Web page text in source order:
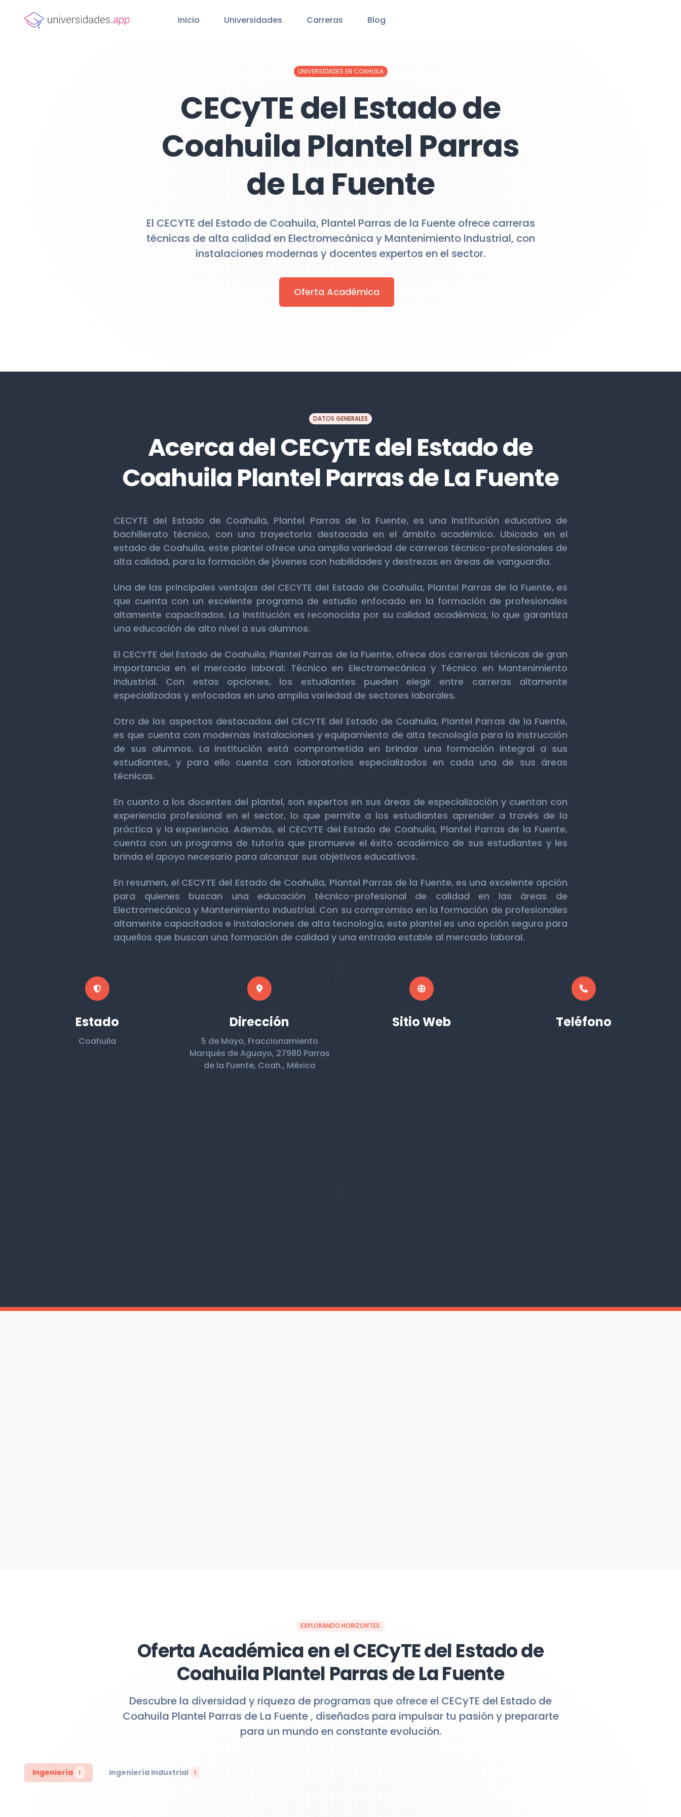
Inicio Universidades Carreras Blog
UNIVERSIDADES EN COAHUILA
CECyTE del Estado de
Coahuila Plantel Parras
de La Fuente
El CECYTE del Estado de Coahuila, Plantel Parras de la Fuente ofrece carreras
técnicas de alta calidad en Electromecánica y Mantenimiento Industrial, con
instalaciones modernas y docentes expertos en el sector.
Oferta Académica
DATOS GENERALES
Acerca del CECyTE del Estado de
Coahuila Plantel Parras de La Fuente
CECYTE del Estado de Coahuila, Plantel Parras de la Fuente, es una institución educativa de
bachillerato técnico, con una trayectoria destacada en el ámbito académico. Ubicado en el
estado de Coahuila, este plantel ofrece una amplia variedad de carreras técnico-profesionales de
alta calidad, para la formación de jóvenes con habilidades y destrezas en áreas de vanguardia.
Una de las principales ventajas del CECYTE del Estado de Coahuila, Plantel Parras de la Fuente, es
que cuenta con un excelente programa de estudio enfocado en la formación de profesionales
altamente capacitados. La institución es reconocida por su calidad académica, lo que garantiza
una educación de alto nivel a sus alumnos.
El CECYTE del Estado de Coahuila, Plantel Parras de la Fuente, ofrece dos carreras técnicas de gran
importancia en el mercado laboral: Técnico en Electromecánica y Técnico en Mantenimiento
Industrial. Con estas opciones, los estudiantes pueden elegir entre carreras altamente
especializadas y enfocadas en una amplia variedad de sectores laborales.
Otro de los aspectos destacados del CECYTE del Estado de Coahuila, Plantel Parras de la Fuente,
es que cuenta con modernas instalaciones y equipamiento de alta tecnología para la instrucción
de sus alumnos. La institución está comprometida en brindar una formación integral a sus
estudiantes, y para ello cuenta con laboratorios especializados en cada una de sus áreas
técnicas.
En cuanto a los docentes del plantel, son expertos en sus áreas de especialización y cuentan con
experiencia profesional en el sector, lo que permite a los estudiantes aprender a través de la
práctica y la experiencia. Además, el CECYTE del Estado de Coahuila, Plantel Parras de la Fuente,
cuenta con un programa de tutoría que promueve el éxito académico de sus estudiantes y les
brinda el apoyo necesario para alcanzar sus objetivos educativos.
En resumen, el CECYTE del Estado de Coahuila, Plantel Parras de la Fuente, es una excelente opción
para quienes buscan una educación técnico-profesional de calidad en las áreas de
Electromecánica y Mantenimiento Industrial. Con su compromiso en la formación de profesionales
altamente capacitados e instalaciones de alta tecnología, este plantel es una opción segura para
aquellos que buscan una formación de calidad y una entrada estable al mercado laboral.
Estado
Coahuila
Dirección
5 de Mayo, Fraccionamiento
Marqués de Aguayo, 27980 Parras
de la Fuente, Coah., México
Sitio Web Teléfono
EXPLORANDO HORIZONTES:
Oferta Académica en el CECyTE del Estado de
Coahuila Plantel Parras de La Fuente
Descubre la diversidad y riqueza de programas que ofrece el CECyTE del Estado de
Coahuila Plantel Parras de La Fuente , diseñados para impulsar tu pasión y prepararte
para un mundo en constante evolución.
Ingeniería 1 Ingeniería Industrial 1